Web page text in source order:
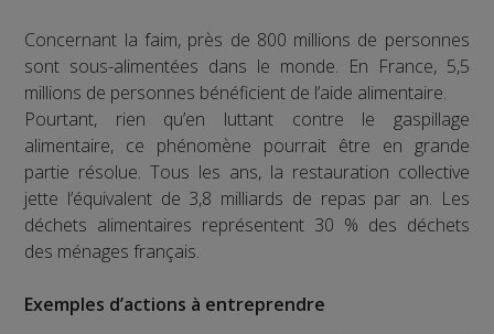
Concernant la faim, près de 800 millions de personnes
sont sous-alimentées dans le monde. En France, 5,5
millions de personnes bénéficient de l’aide alimentaire.
Pourtant, rien qu’en luttant contre le gaspillage
alimentaire, ce phénomène pourrait être en grande
partie résolue. Tous les ans, la restauration collective
jette l’équivalent de 3,8 milliards de repas par an. Les
déchets alimentaires représentent 30 % des déchets
des ménages français.
Exemples d’actions à entreprendre